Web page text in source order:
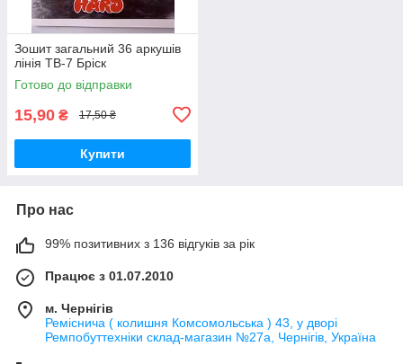
Зошит загальний 36 аркушів
лінія ТВ-7 Бріск
Готово до відправки
15,90 ₴ 17,50 ₴
Купити
Про нас
99% позитивних з 136 відгуків за рік
Працює з 01.07.2010
м. Чернігів
Реміснича ( колишня Комсомольська ) 43, у дворі
Ремпобуттехніки склад-магазин №27a, Чернігів, Україна